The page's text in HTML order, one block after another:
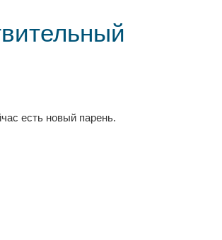
есть новый парень.